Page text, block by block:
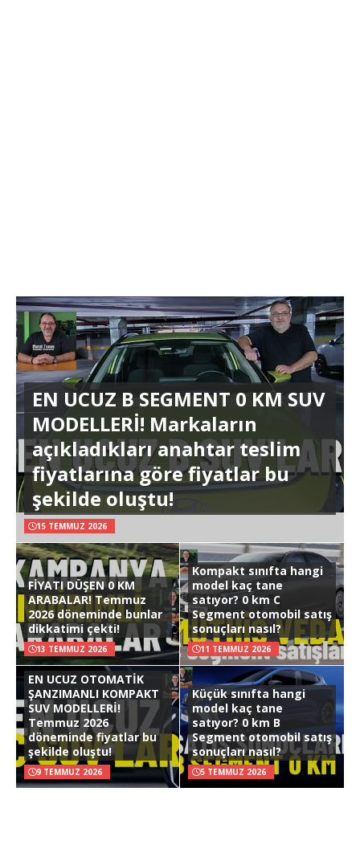
EN UCUZ B SEGMENT 0 KM SUV
MODELLERİ! Markaların
açıkladıkları anahtar teslim
fiyatlarına göre fiyatlar bu
şekilde oluştu!
15 TEMMUZ 2026
FİYATI DÜŞEN 0 KM
ARABALAR! Temmuz
2026 döneminde bunlar
dikkatimi çekti!
13 TEMMUZ 2026
Kompakt sınıfta hangi
model kaç tane
satıyor? 0 km C
Segment otomobil satış
sonuçları nasıl?
11 TEMMUZ 2026
EN UCUZ OTOMATİK
ŞANZIMANLI KOMPAKT
SUV MODELLERİ!
Temmuz 2026
döneminde fiyatlar bu
şekilde oluştu!
9 TEMMUZ 2026
Küçük sınıfta hangi
model kaç tane
satıyor? 0 km B
Segment otomobil satış
sonuçları nasıl?
5 TEMMUZ 2026